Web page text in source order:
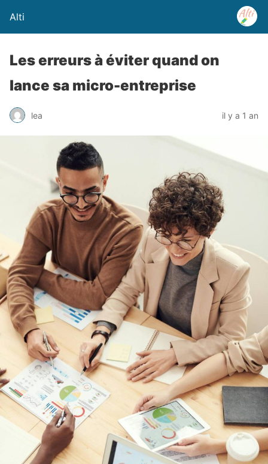
Alti
Les erreurs à éviter quand on
lance sa micro-entreprise
lea il y a 1 an